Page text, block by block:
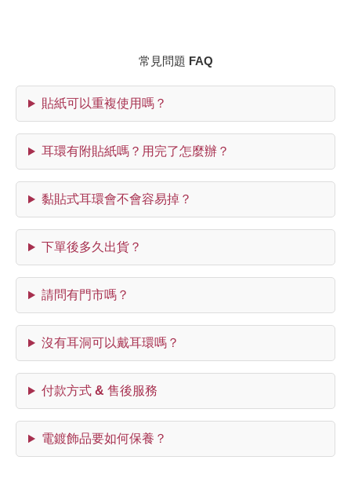
常見問題 FAQ
貼紙可以重複使用嗎？
耳環有附貼紙嗎？用完了怎麼辦？
黏貼式耳環會不會容易掉？
下單後多久出貨？
請問有門市嗎？
沒有耳洞可以戴耳環嗎？
付款方式 & 售後服務
電鍍飾品要如何保養？